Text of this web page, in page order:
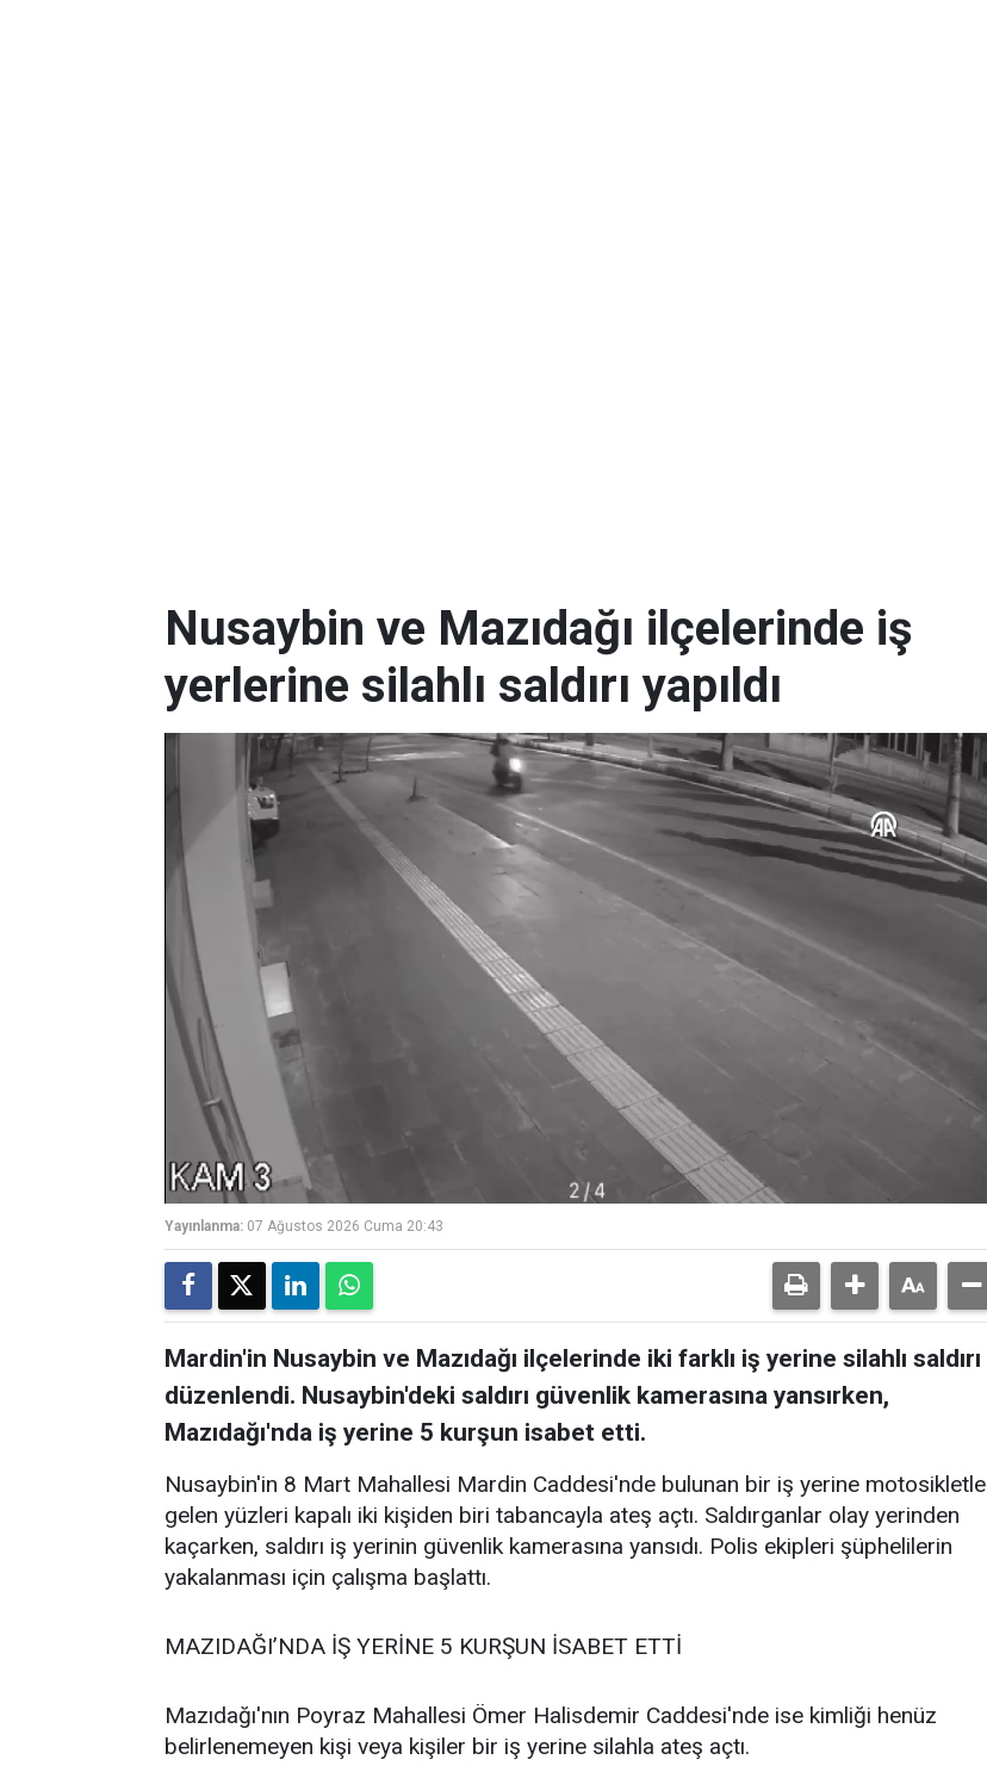
Nusaybin ve Mazıdağı ilçelerinde iş
yerlerine silahlı saldırı yapıldı
Yayınlanma: 07 Ağustos 2026 Cuma 20:43
Mardin'in Nusaybin ve Mazıdağı ilçelerinde iki farklı iş yerine silahlı saldırı
düzenlendi. Nusaybin'deki saldırı güvenlik kamerasına yansırken,
Mazıdağı'nda iş yerine 5 kurşun isabet etti.
Nusaybin'in 8 Mart Mahallesi Mardin Caddesi'nde bulunan bir iş yerine motosikletle
gelen yüzleri kapalı iki kişiden biri tabancayla ateş açtı. Saldırganlar olay yerinden
kaçarken, saldırı iş yerinin güvenlik kamerasına yansıdı. Polis ekipleri şüphelilerin
yakalanması için çalışma başlattı.
MAZIDAĞI’NDA İŞ YERİNE 5 KURŞUN İSABET ETTİ
Mazıdağı'nın Poyraz Mahallesi Ömer Halisdemir Caddesi'nde ise kimliği henüz
belirlenemeyen kişi veya kişiler bir iş yerine silahla ateş açtı.